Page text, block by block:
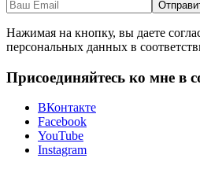
Нажимая на кнопку, вы даете
персональных данных в
Присоединяйтесь ко мне в
ВКонтакте
Facebook
YouTube
Instagram